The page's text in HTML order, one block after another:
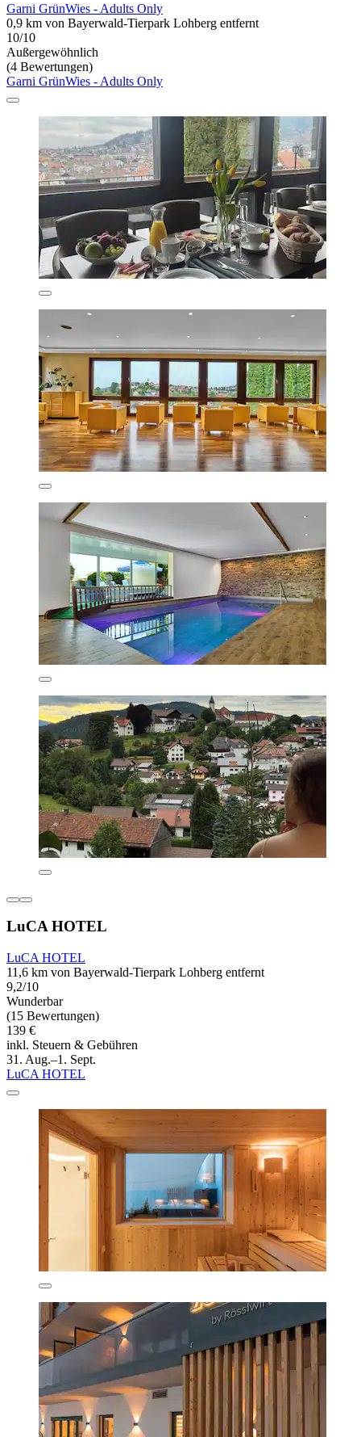
Garni GrünWies - Adults Only
0,9 km von Bayerwald-Tierpark Lohberg entfernt
10/10
Außergewöhnlich
(4 Bewertungen)
Garni GrünWies - Adults Only
LuCA HOTEL
LuCA HOTEL
11,6 km von Bayerwald-Tierpark Lohberg entfernt
9,2/10
Wunderbar
(15 Bewertungen)
139 €
inkl. Steuern & Gebühren
31. Aug.–1. Sept.
LuCA HOTEL